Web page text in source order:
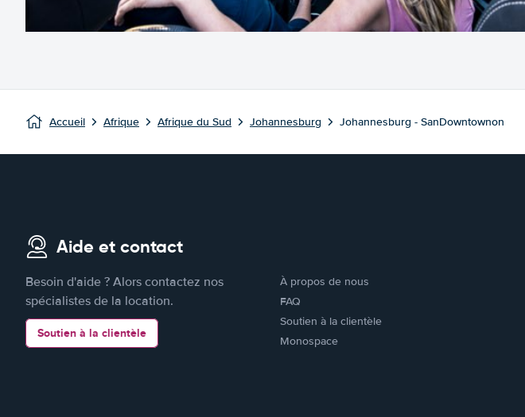
Accueil Afrique Afrique du Sud Johannesburg Johannesburg - SanDowntownon
Aide et contact
Besoin d'aide ? Alors contactez nos
spécialistes de la location.
Soutien à la clientèle
À propos de nous
FAQ
Soutien à la clientèle
Monospace